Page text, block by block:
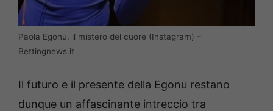
Paola Egonu, il mistero del cuore (Instagram) –
Bettingnews.it
Il futuro e il presente della Egonu restano
dunque un affascinante intreccio tra